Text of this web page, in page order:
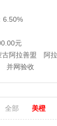
6.50%
元
古阿拉善盟 阿
并网验收
全部 美橙